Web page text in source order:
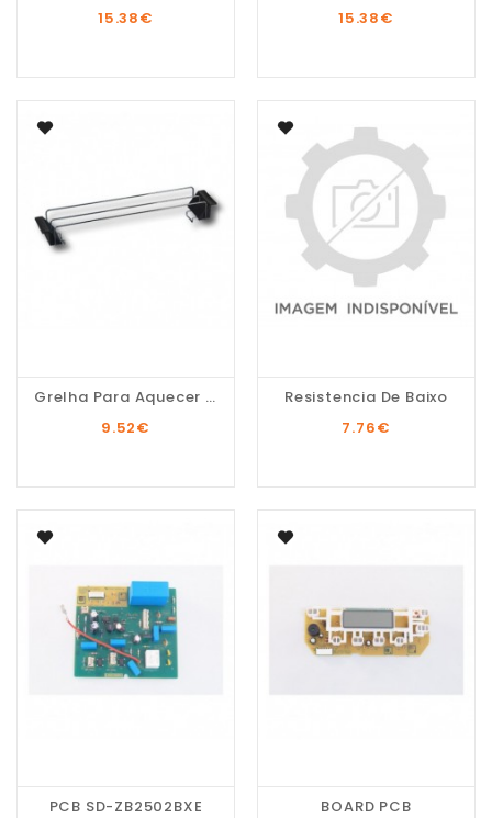
15.38€
15.38€
Grelha Para Aquecer Pão
9.52€
Resistencia De Baixo
7.76€
PCB SD-ZB2502BXE BOARD PCB